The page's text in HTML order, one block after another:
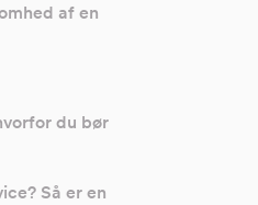
af en
du bør
Så er en